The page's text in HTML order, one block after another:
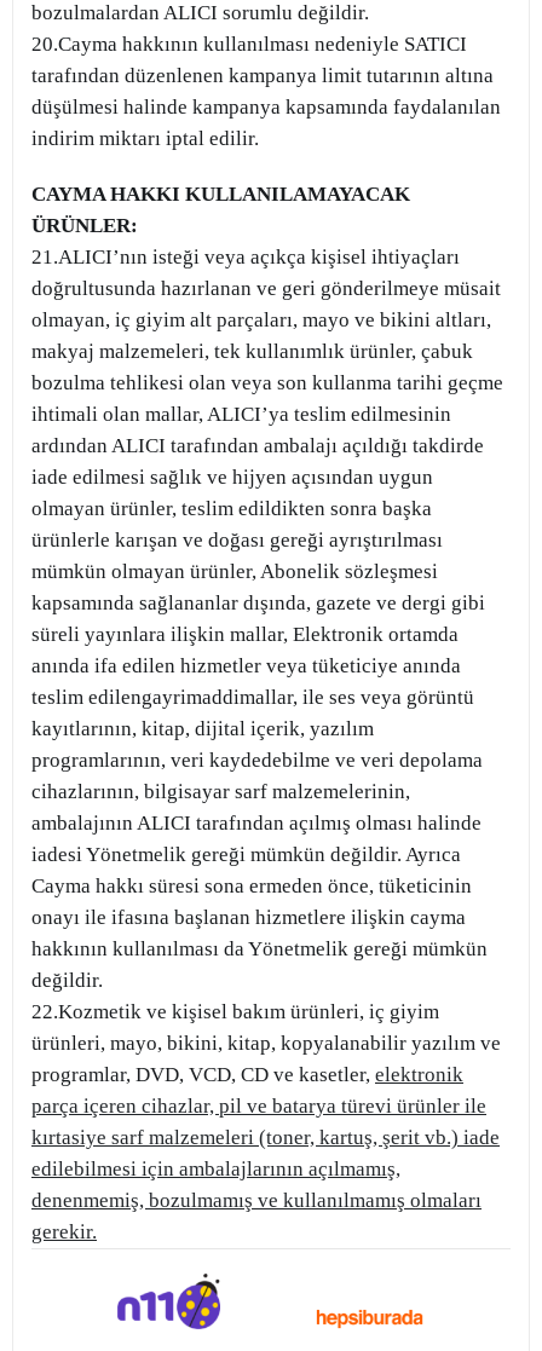
bozulmalardan ALICI sorumlu değildir.
20.Cayma hakkının kullanılması nedeniyle SATICI
tarafından düzenlenen kampanya limit tutarının altına
düşülmesi halinde kampanya kapsamında faydalanılan
indirim miktarı iptal edilir.
CAYMA HAKKI KULLANILAMAYACAK
ÜRÜNLER:
21.ALICI’nın isteği veya açıkça kişisel ihtiyaçları
doğrultusunda hazırlanan ve geri gönderilmeye müsait
olmayan, iç giyim alt parçaları, mayo ve bikini altları,
makyaj malzemeleri, tek kullanımlık ürünler, çabuk
bozulma tehlikesi olan veya son kullanma tarihi geçme
ihtimali olan mallar, ALICI’ya teslim edilmesinin
ardından ALICI tarafından ambalajı açıldığı takdirde
iade edilmesi sağlık ve hijyen açısından uygun
olmayan ürünler, teslim edildikten sonra başka
ürünlerle karışan ve doğası gereği ayrıştırılması
mümkün olmayan ürünler, Abonelik sözleşmesi
kapsamında sağlananlar dışında, gazete ve dergi gibi
süreli yayınlara ilişkin mallar, Elektronik ortamda
anında ifa edilen hizmetler veya tüketiciye anında
teslim edilengayrimaddimallar, ile ses veya görüntü
kayıtlarının, kitap, dijital içerik, yazılım
programlarının, veri kaydedebilme ve veri depolama
cihazlarının, bilgisayar sarf malzemelerinin,
ambalajının ALICI tarafından açılmış olması halinde
iadesi Yönetmelik gereği mümkün değildir. Ayrıca
Cayma hakkı süresi sona ermeden önce, tüketicinin
onayı ile ifasına başlanan hizmetlere ilişkin cayma
hakkının kullanılması da Yönetmelik gereği mümkün
değildir.
22.Kozmetik ve kişisel bakım ürünleri, iç giyim
ürünleri, mayo, bikini, kitap, kopyalanabilir yazılım ve
programlar, DVD, VCD, CD ve kasetler, elektronik
parça içeren cihazlar, pil ve batarya türevi ürünler ile
kırtasiye sarf malzemeleri (toner, kartuş, şerit vb.) iade
edilebilmesi için ambalajlarının açılmamış,
denenmemiş, bozulmamış ve kullanılmamış olmaları
gerekir.